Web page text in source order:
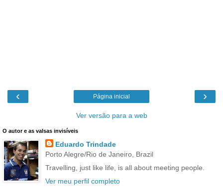
‹ ›
Página inicial
Ver versão para a web
O autor e as valsas invisíveis
Eduardo Trindade
Porto Alegre/Rio de Janeiro, Brazil
Travelling, just like life, is all about meeting people.
Ver meu perfil completo